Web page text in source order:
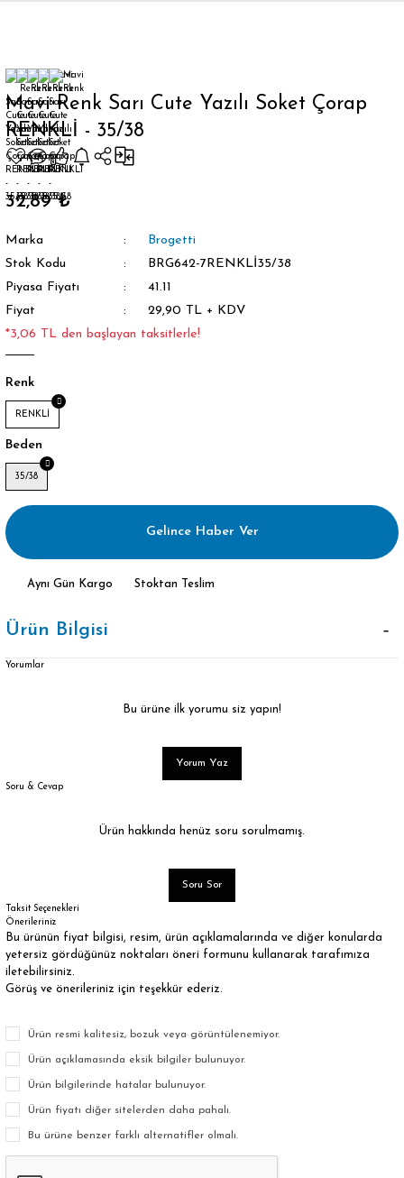
Mavi Renk Sarı Cute Yazılı Soket Çorap
RENKLİ - 35/38
32,89 ₺
Marka
Brogetti
Stok Kodu
BRG642-7RENKLİ35/38
Piyasa Fiyatı
41.11
Fiyat
29,90 TL + KDV
*3,06 TL den başlayan taksitlerle!
Renk
RENKLİ
Beden
35/38
Gelince Haber Ver
Aynı Gün Kargo Stoktan Teslim
Ürün Bilgisi
Yorumlar
Bu ürüne ilk yorumu siz yapın!
Yorum Yaz
Soru & Cevap
Ürün hakkında henüz soru sorulmamış.
Soru Sor
Taksit Seçenekleri
Önerileriniz
Bu ürünün fiyat bilgisi, resim, ürün açıklamalarında ve diğer konularda
yetersiz gördüğünüz noktaları öneri formunu kullanarak tarafımıza
iletebilirsiniz.
Görüş ve önerileriniz için teşekkür ederiz.
Ürün resmi kalitesiz, bozuk veya görüntülenemiyor.
Ürün açıklamasında eksik bilgiler bulunuyor.
Ürün bilgilerinde hatalar bulunuyor.
Ürün fiyatı diğer sitelerden daha pahalı.
Bu ürüne benzer farklı alternatifler olmalı.